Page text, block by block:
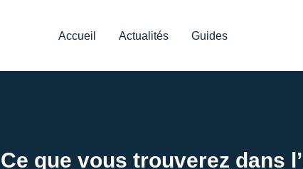
Accueil Actualités Guides
Ce que vous trouverez dans